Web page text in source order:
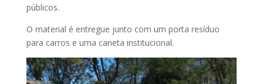
públicos.
O material é entregue junto com um porta resíduo
para carros e uma caneta institucional.